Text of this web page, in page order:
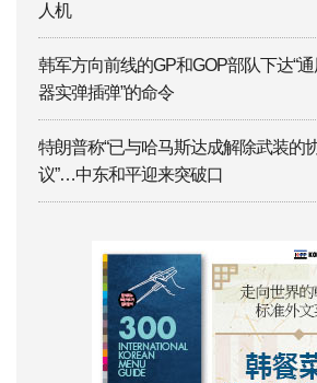
人机
韩军方向前线的GP和GOP部队下达“
器实弹插弹”的命令
特朗普称“已与哈马斯达成解除武装的
议”…中东和平迎来突破口